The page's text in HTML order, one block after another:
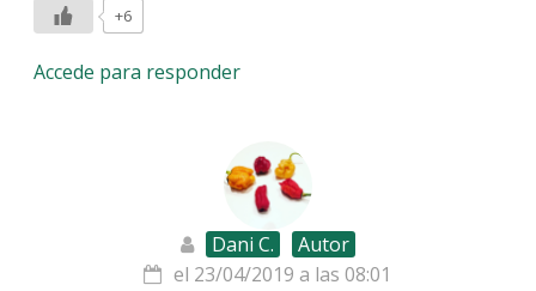
+6
Accede para responder
Dani C.
Autor
el 23/04/2019 a las 08:01